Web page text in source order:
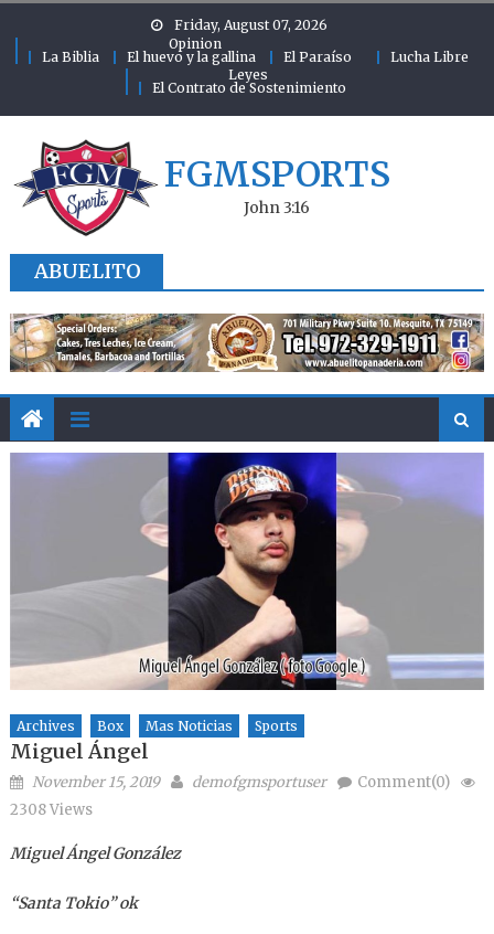
Friday, August 07, 2026
Opinion
La Biblia
El huevo y la gallina El Paraíso
Lucha Libre
Leyes
El Contrato de Sostenimiento
FGMSPORTS
John 3:16
ABUELITO
Archives Box Mas Noticias Sports
Miguel Ángel
Posted on
November 15, 2019 Author
demofgmsportuser
Comment(0)
2308 Views
Miguel Ángel González
“Santa Tokio” ok